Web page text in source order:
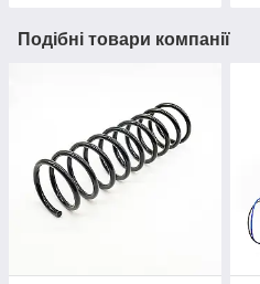
Подібні товари компанії